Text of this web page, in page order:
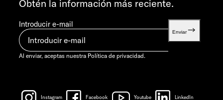
Obtén la información más reciente.
Introducir e-mail
Enviar
Al enviar, aceptas nuestra Política de privacidad.
Instagram Facebook Youtube LinkedIn